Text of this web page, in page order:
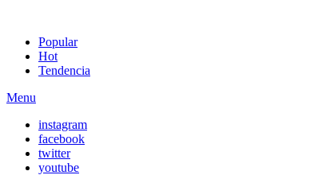
Popular
Hot
Tendencia
Menu
instagram
facebook
twitter
youtube